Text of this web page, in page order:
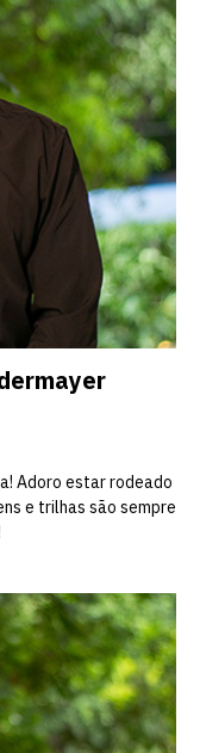
Adoro estar rodeado
e trilhas são sempre